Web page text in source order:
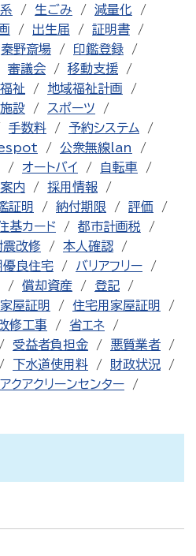
生ごみ
減量化
出生届
証明書
秦野斎場
印鑑登録
審議会
移動支援
福祉
地域福祉計画
設
スポーツ
手数料
予約システム
公衆無線lan
オートバイ
自転車
内
採用情報
証明 納付期限
評価
基カード
都市計画税
震改修
本人確認
優良住宅
バリアフリー
償却資産
登記
家屋証明
住宅用家屋証明
修工事
省エネ
受益者負担金
悪質業者
下水道使用料
財政状況
アクアクリーンセンター